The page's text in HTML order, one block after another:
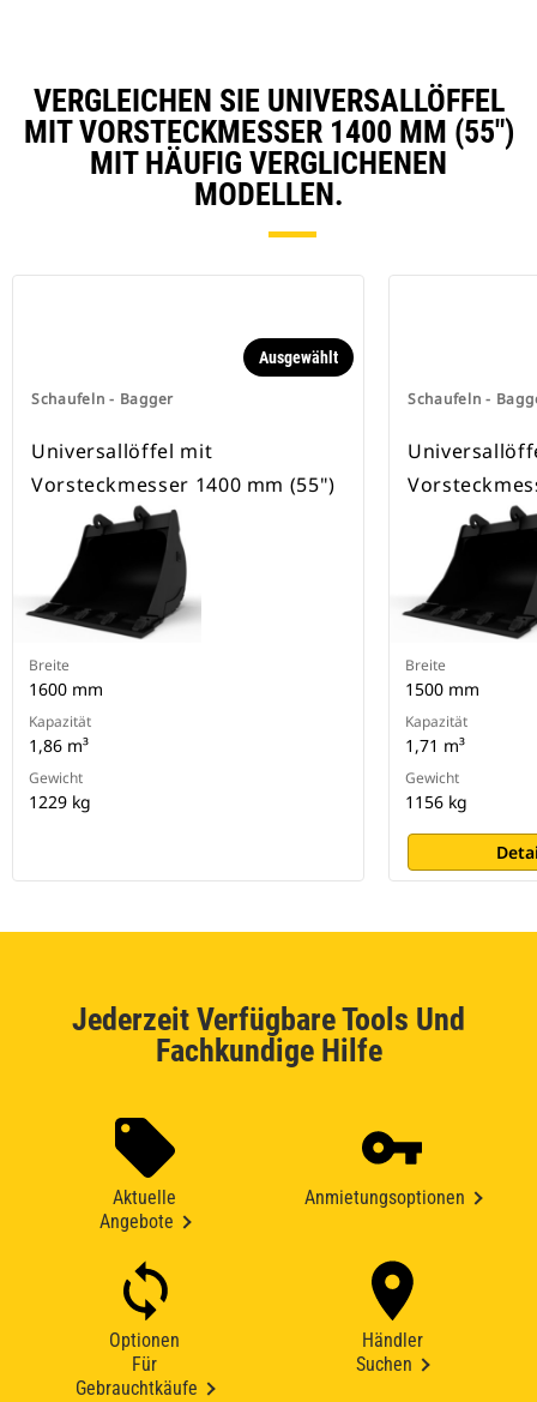
sind, verwenden feste
Schnellwechsleraufnahmen.
Spezielle CW-Schnellwechsler
besitzen eine Keilverriegelung zur
Sicherung der Anbaugeräte.
Spezielle CW-Schnellwechsler sind
für alle Ketten- und Mobilbagger
VERGLEICHEN SIE UNIVERSALLÖFFEL
MIT VORSTECKMESSER 1400 MM (55")
MIT HÄUFIG VERGLICHENEN
MODELLEN.
Schaufeln - Bagger
Ausgewählt
Universallöffel mit
Vorsteckmesser 1400 mm (55")
Breite
1600 mm
Kapazität
1,86 m³
Gewicht
1229 kg
Schaufeln -
Breite
1500 mm
Kapazität
1,71 m³
Gewicht
1156 kg
Jederzeit Verfügbare Tools Und
Fachkundige Hilfe
Aktuelle
Angebote
Anmietungsoptionen
Optionen
Für
Gebrauchtkäufe
Händler
Suchen